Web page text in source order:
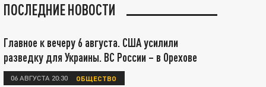
ПОСЛЕДНИЕ НОВОСТИ
Главное к вечеру 6 августа. США усилили
разведку для Украины. ВС России – в Орехове
06 АВГУСТА 20:30 ОБЩЕСТВО